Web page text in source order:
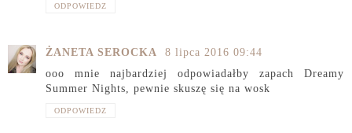
ODPOWIEDZ
ŻANETA SEROCKA
8 lipca 2016 09:44
ooo mnie najbardziej odpowiadałby zapach Dreamy
Summer Nights, pewnie skuszę się na wosk
ODPOWIEDZ